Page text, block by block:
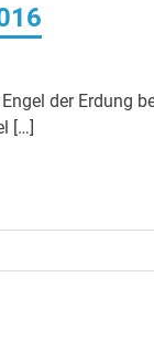
der Erdung
[…]